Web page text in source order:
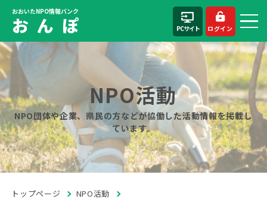
おおいたNPO情報バンク
お ん ぽ PCサイト ログイン
NPO活動
NPO団体や企業、県民の方などが協働した活動情報を掲載し
ています。
トップページ
NPO活動